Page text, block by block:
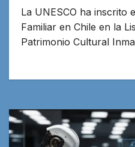
La UNESCO ha inscrito
Familiar en Chile en la
Patrimonio Cultural